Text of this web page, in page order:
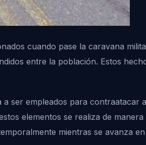
cuando pase la caravana
entre la población. Estos
ser empleados para contraatacar
elementos se realiza de manera
mientras se avanza